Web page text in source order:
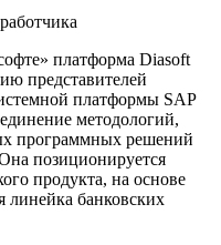
платформа Diasoft
представителей
платформы SAP
методологий,
программных решений
позиционируется
продукта, на основе
линейка банковских